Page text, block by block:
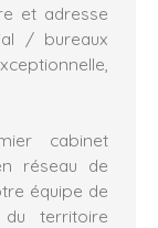
et adresse
/ bureaux
cabinet
réseau de
équipe de
territoire